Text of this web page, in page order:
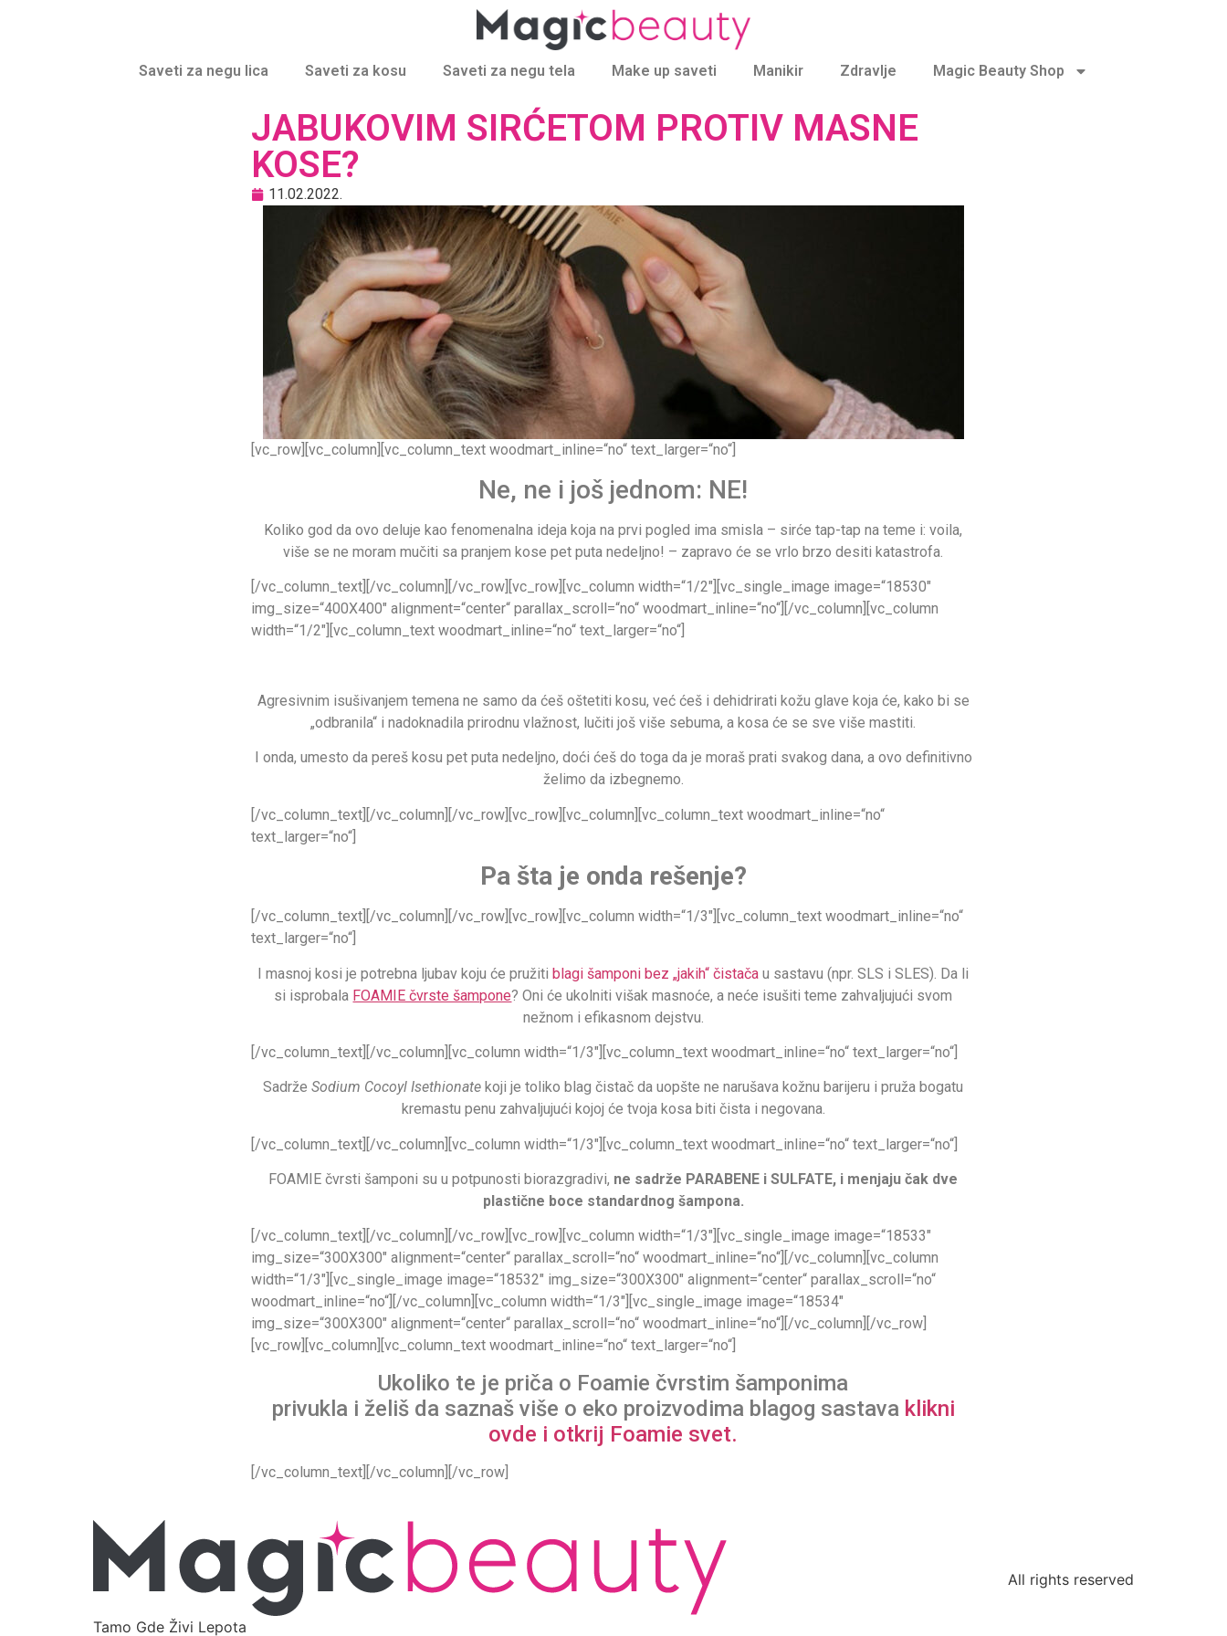
Saveti za negu lica Saveti za kosu Saveti za negu tela Make up saveti Manikir Zdravlje Magic Beauty Shop
JABUKOVIM SIRĆETOM PROTIV MASNE
KOSE?
11.02.2022.
[vc_row][vc_column][vc_column_text woodmart_inline=“no“ text_larger=“no“]
Ne, ne i još jednom: NE!
Koliko god da ovo deluje kao fenomenalna ideja koja na prvi pogled ima smisla – sirće tap-tap na teme i: voila,
više se ne moram mučiti sa pranjem kose pet puta nedeljno! – zapravo će se vrlo brzo desiti katastrofa.
[/vc_column_text][/vc_column][/vc_row][vc_row][vc_column width=“1/2″][vc_single_image image=“18530″
img_size=“400X400″ alignment=“center“ parallax_scroll=“no“ woodmart_inline=“no“][/vc_column][vc_column
width=“1/2″][vc_column_text woodmart_inline=“no“ text_larger=“no“]
Agresivnim isušivanjem temena ne samo da ćeš oštetiti kosu, već ćeš i dehidrirati kožu glave koja će, kako bi se
„odbranila“ i nadoknadila prirodnu vlažnost, lučiti još više sebuma, a kosa će se sve više mastiti.
I onda, umesto da pereš kosu pet puta nedeljno, doći ćeš do toga da je moraš prati svakog dana, a ovo definitivno
želimo da izbegnemo.
[/vc_column_text][/vc_column][/vc_row][vc_row][vc_column][vc_column_text woodmart_inline=“no“
text_larger=“no“]
Pa šta je onda rešenje?
[/vc_column_text][/vc_column][/vc_row][vc_row][vc_column width=“1/3″][vc_column_text woodmart_inline=“no“
text_larger=“no“]
I masnoj kosi je potrebna ljubav koju će pružitiblagi šamponi bez „jakih“ čistača u sastavu (npr. SLS i SLES). Da li
si isprobala FOAMIE čvrste šampone? Oni će ukolniti višak masnoće, a neće isušiti teme zahvaljujući svom
nežnom i efikasnom dejstvu.
[/vc_column_text][/vc_column][vc_column width=“1/3″][vc_column_text woodmart_inline=“no“ text_larger=“no“]
SadržeSodium Cocoyl Isethionate koji je toliko blag čistač da uopšte ne narušava kožnu barijeru i pruža bogatu
kremastu penu zahvaljujući kojoj će tvoja kosa biti čista i negovana.
[/vc_column_text][/vc_column][vc_column width=“1/3″][vc_column_text woodmart_inline=“no“ text_larger=“no“]
FOAMIE čvrsti šamponi su u potpunosti biorazgradivi, ne sadrže PARABENE i SULFATE, i menjaju čak dve
plastične boce standardnog šampona.
[/vc_column_text][/vc_column][/vc_row][vc_row][vc_column width=“1/3″][vc_single_image image=“18533″
img_size=“300X300″ alignment=“center“ parallax_scroll=“no“ woodmart_inline=“no“][/vc_column][vc_column
width=“1/3″][vc_single_image image=“18532″ img_size=“300X300″ alignment=“center“ parallax_scroll=“no“
woodmart_inline=“no“][/vc_column][vc_column width=“1/3″][vc_single_image image=“18534″
img_size=“300X300″ alignment=“center“ parallax_scroll=“no“ woodmart_inline=“no“][/vc_column][/vc_row]
[vc_row][vc_column][vc_column_text woodmart_inline=“no“ text_larger=“no“]
Ukoliko te je priča o Foamie čvrstim šamponima
privukla i želiš da saznaš više o eko proizvodima blagog sastava klikni
ovde i otkrij Foamie svet.
[/vc_column_text][/vc_column][/vc_row]
Tamo Gde Živi Lepota
All rights reserved